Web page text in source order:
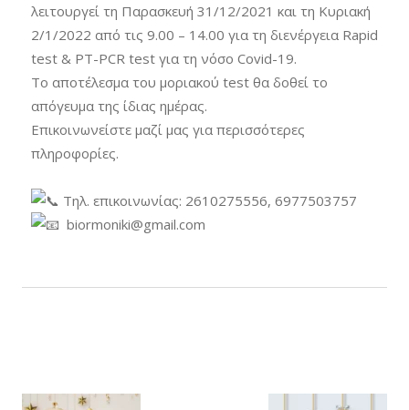
λειτουργεί τη Παρασκευή 31/12/2021 και τη Κυριακή
2/1/2022 από τις 9.00 – 14.00 για τη διενέργεια Rapid
test & PT-PCR test για τη νόσο Covid-19.
Το αποτέλεσμα του μοριακού test θα δοθεί το
απόγευμα της ίδιας ημέρας.
Επικοινωνείστε μαζί μας για περισσότερες
πληροφορίες.
Τηλ. επικοινωνίας: 2610275556, 6977503757
biormoniki@gmail.com